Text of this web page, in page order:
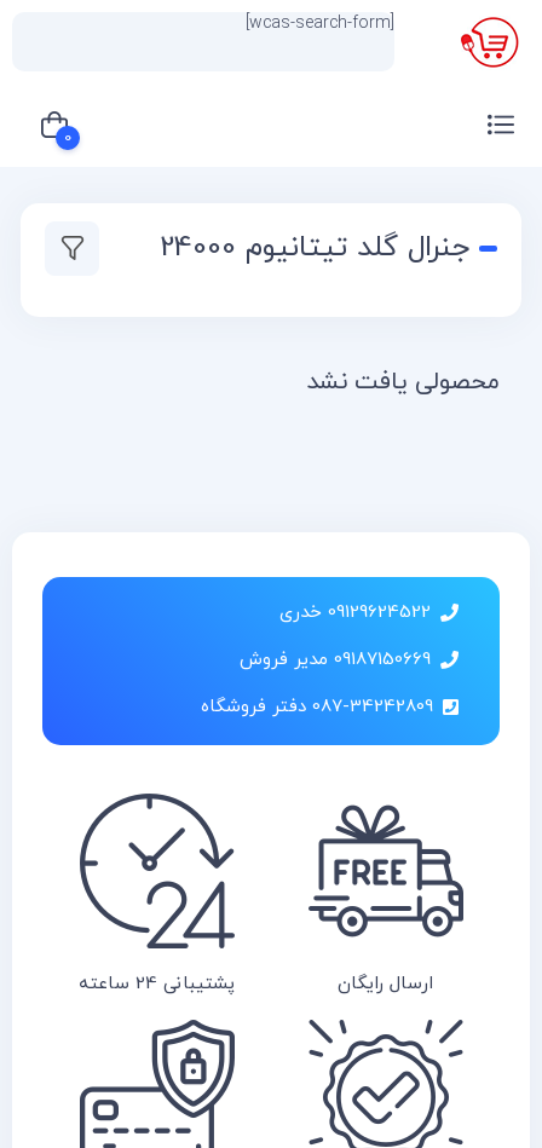
[wcas-search-form] ×
0
سبد خرید شما خالی استجنرال گلد تیتانیوم 24000
محصولی یافت نشد
09129624522 خدری
09187150669 مدیر فروش
087-34242809 دفتر فروشگاه
ارسال رایگان پشتیبانی 24 ساعته